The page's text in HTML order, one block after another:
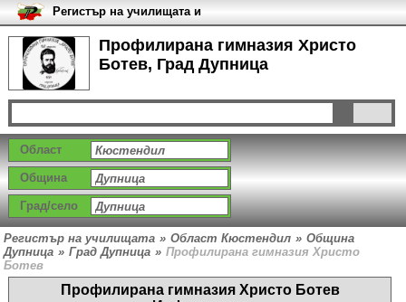
Профилирана гимназия Христо
Ботев, Град Дупница
Регистър на училищата и
университетите в България
Област
Община
Град/село
Регистър на училищата » Област Кюстендил » Община
Дупница » Град Дупница » Профилирана гимназия Христо
Ботев
Профилирана гимназия Христо Ботев